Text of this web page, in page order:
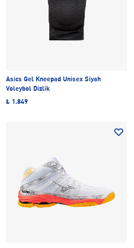
Asics Gel Kneepad Unisex Siyah
Voleybol Dizlik
₺ 1.849